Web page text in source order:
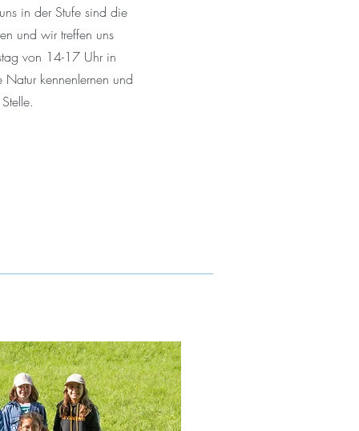
in der Stufe sind die
und wir treffen uns
von 14-17 Uhr in
kennenlernen und